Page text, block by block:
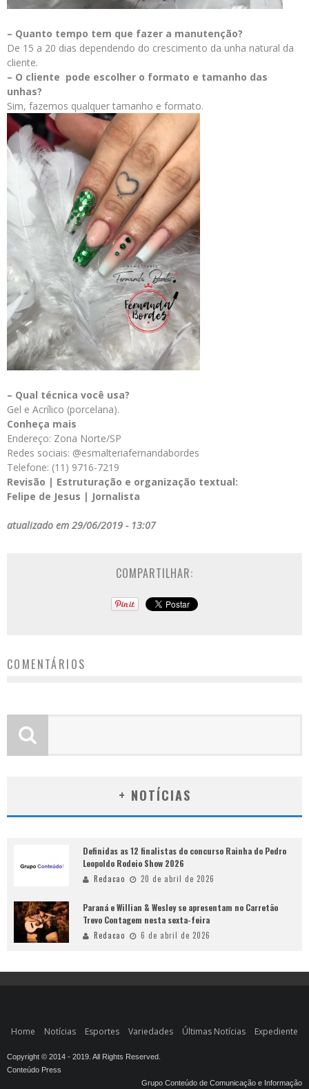
– Quanto tempo tem que fazer a manutenção?
De 15 a 20 dias dependendo do crescimento da unha natural da
cliente.
– O cliente pode escolher o formato e tamanho das
unhas?
Sim, fazemos qualquer tamanho e formato.
– Qual técnica você usa?
Gel e Acrílico (porcelana).
Conheça mais
Endereço: Zona Norte/SP
Redes sociais: @esmalteriafernandabordes
Telefone: (11) 9716-7219
Revisão | Estruturação e organização textual:
Felipe de Jesus | Jornalista
atualizado em 29/06/2019 - 13:07
COMPARTILHAR:
COMENTÁRIOS
+ NOTÍCIAS
Definidas as 12 finalistas do concurso Rainha do Pedro
Leopoldo Rodeio Show 2026
Redacao 20 de abril de 2026
Paraná e Willian & Wesley se apresentam no Carretão
Trevo Contagem nesta sexta-feira
Redacao 6 de abril de 2026
Home Notícias Esportes Variedades Últimas Notícias Expediente
Copyright © 2014 - 2019. All Rights Reserved.
Conteúdo Press
Grupo Conteúdo de Comunicação e Informação